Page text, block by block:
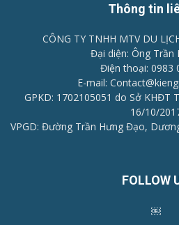
Thông tin
CÔNG TY TNHH MTV DU
Đại diện: Ông Trần
Điện thoại: 0983
E-mail:
GPKD: 1702105051 do Sở KHĐT
16/10/
VPGD: Đường Trần Hưng Đạo,
FOLLOW
￼